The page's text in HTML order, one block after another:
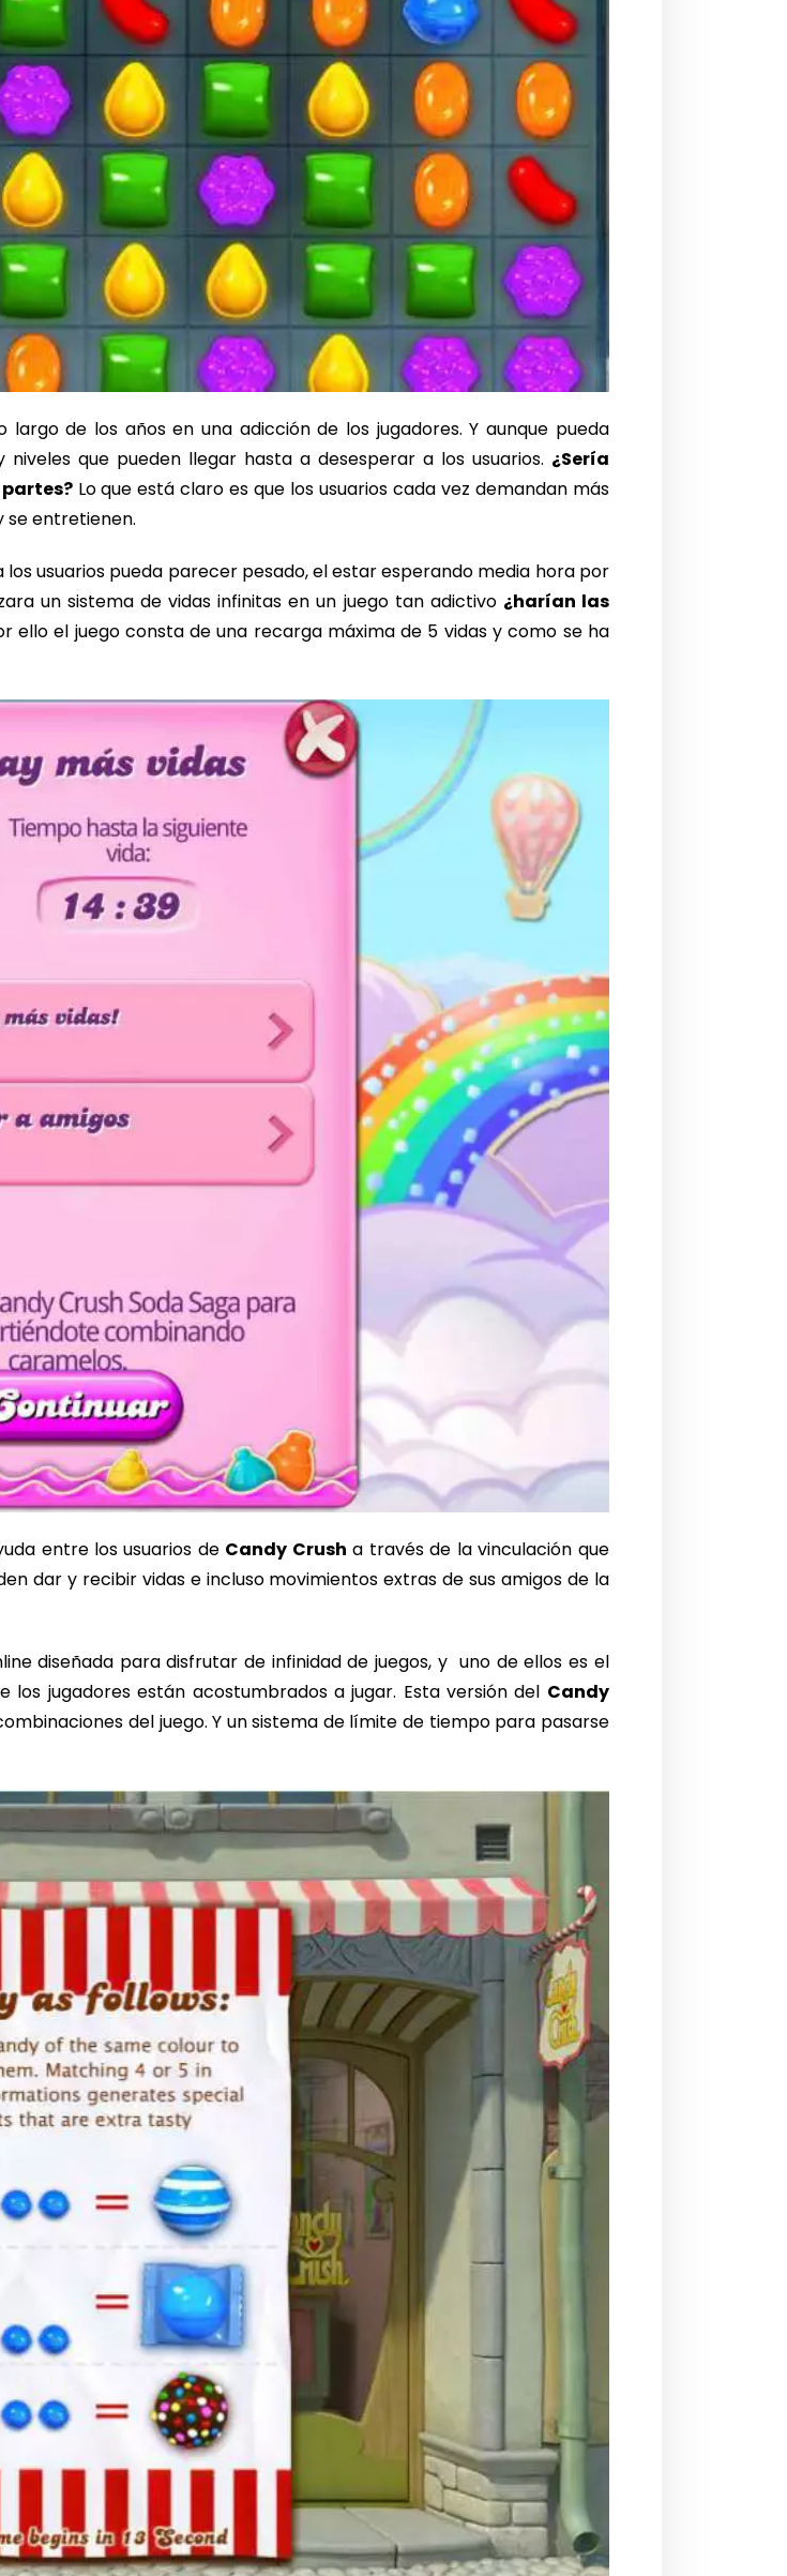
de los años en una adicción de los jugadores. Y aunque pueda
que pueden llegar hasta a desesperar a los usuarios. ¿Sería
Lo que está claro es que los usuarios cada vez demandan más
se entretienen.
usuarios pueda parecer pesado, el estar esperando media hora por
un sistema de vidas infinitas en un juego tan adictivo ¿harían las
ello el juego consta de una recarga máxima de 5 vidas y como se ha
entre los usuarios de Candy Crush a través de la vinculación que
dar y recibir vidas e incluso movimientos extras de sus amigos de la
diseñada para disfrutar de infinidad de juegos, y uno de ellos es el
jugadores están acostumbrados a jugar. Esta versión del Candy
del juego. Y un sistema de límite de tiempo para pasarse